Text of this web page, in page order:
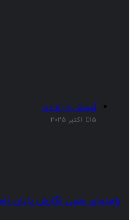
آموزش از راه دور
علمی نگارش پایان نامه